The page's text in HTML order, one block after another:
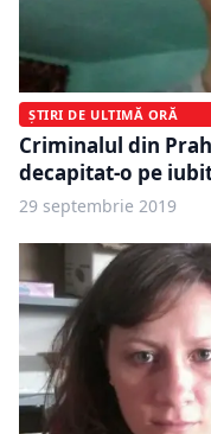
ȘTIRI DE ULTIMĂ ORĂ
Criminalul din
decapitat-o pe
29 septembrie 2019